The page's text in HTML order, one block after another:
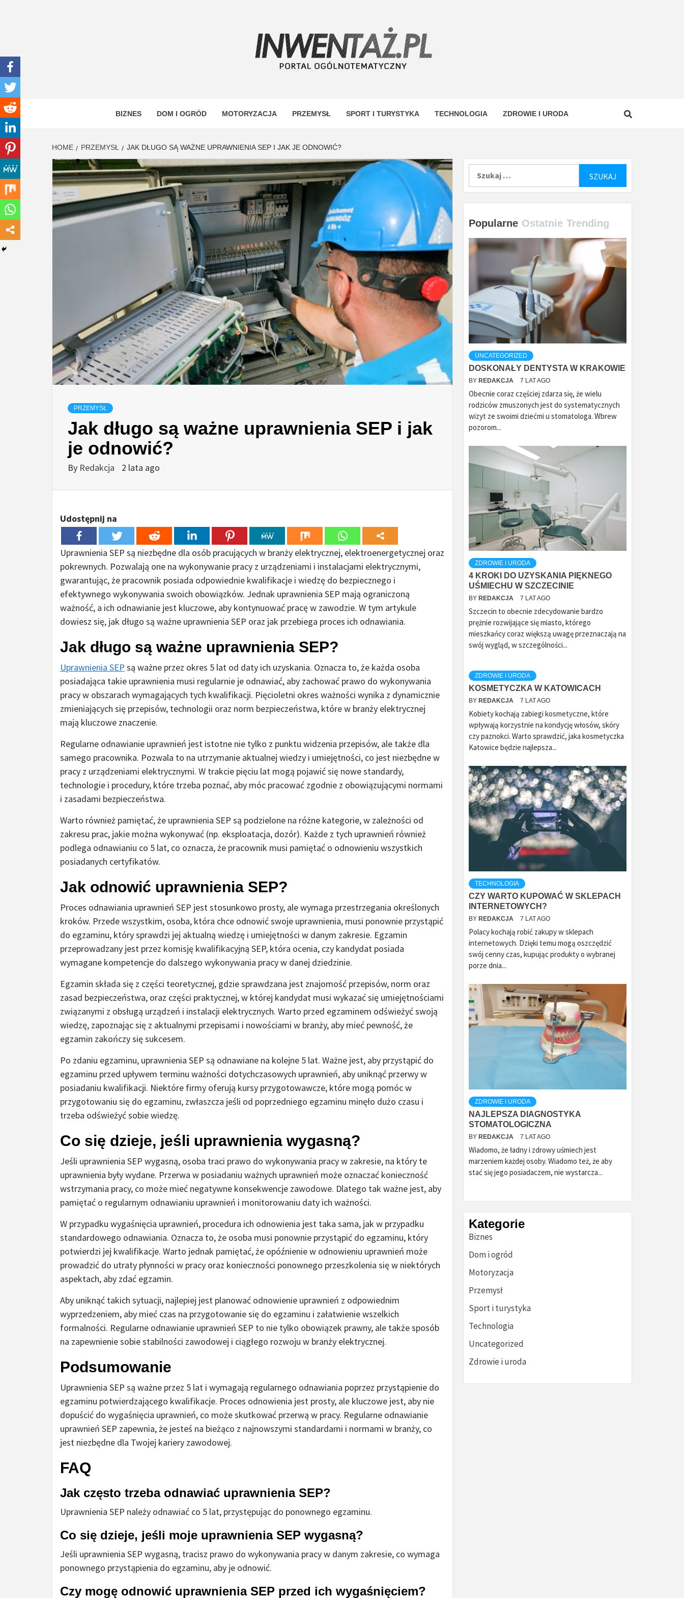
INWENTAŻ
BIZNES DOM I OGRÓD MOTORYZACJA PRZEMYSŁ SPORT I TURYSTYKA TECHNOLOGIA ZDROWIE I URODA
HOME PRZEMYSŁ JAK DŁUGO SĄ WAŻNE UPRAWNIENIA SEP I JAK JE ODNOWIĆ?
PRZEMYSŁ
Jak długo są ważne uprawnienia SEP i jak
je odnowić?
By Redakcja 2 lata ago
Udostępnij na
Uprawnienia SEP są niezbędne dla osób pracujących w branży elektrycznej, elektroenergetycznej oraz
pokrewnych. Pozwalają one na wykonywanie pracy z urządzeniami i instalacjami elektrycznymi,
gwarantując, że pracownik posiada odpowiednie kwalifikacje i wiedzę do bezpiecznego i
efektywnego wykonywania swoich obowiązków. Jednak uprawnienia SEP mają ograniczoną
ważność, a ich odnawianie jest kluczowe, aby kontynuować pracę w zawodzie. W tym artykule
dowiesz się, jak długo są ważne uprawnienia SEP oraz jak przebiega proces ich odnawiania.
Jak długo są ważne uprawnienia SEP?
Uprawnienia SEP są ważne przez okres 5 lat od daty ich uzyskania. Oznacza to, że każda osoba
posiadająca takie uprawnienia musi regularnie je odnawiać, aby zachować prawo do wykonywania
pracy w obszarach wymagających tych kwalifikacji. Pięcioletni okres ważności wynika z dynamicznie
zmieniających się przepisów, technologii oraz norm bezpieczeństwa, które w branży elektrycznej
mają kluczowe znaczenie.
Regularne odnawianie uprawnień jest istotne nie tylko z punktu widzenia przepisów, ale także dla
samego pracownika. Pozwala to na utrzymanie aktualnej wiedzy i umiejętności, co jest niezbędne w
pracy z urządzeniami elektrycznymi. W trakcie pięciu lat mogą pojawić się nowe standardy,
technologie i procedury, które trzeba poznać, aby móc pracować zgodnie z obowiązującymi normami
i zasadami bezpieczeństwa.
Warto również pamiętać, że uprawnienia SEP są podzielone na różne kategorie, w zależności od
zakresu prac, jakie można wykonywać (np. eksploatacja, dozór). Każde z tych uprawnień również
podlega odnawianiu co 5 lat, co oznacza, że pracownik musi pamiętać o odnowieniu wszystkich
posiadanych certyfikatów.
Jak odnowić uprawnienia SEP?
Proces odnawiania uprawnień SEP jest stosunkowo prosty, ale wymaga przestrzegania określonych
kroków. Przede wszystkim, osoba, która chce odnowić swoje uprawnienia, musi ponownie przystąpić
do egzaminu, który sprawdzi jej aktualną wiedzę i umiejętności w danym zakresie. Egzamin
przeprowadzany jest przez komisję kwalifikacyjną SEP, która ocenia, czy kandydat posiada
wymagane kompetencje do dalszego wykonywania pracy w danej dziedzinie.
Egzamin składa się z części teoretycznej, gdzie sprawdzana jest znajomość przepisów, norm oraz
zasad bezpieczeństwa, oraz części praktycznej, w której kandydat musi wykazać się umiejętnościami
związanymi z obsługą urządzeń i instalacji elektrycznych. Warto przed egzaminem odświeżyć swoją
wiedzę, zapoznając się z aktualnymi przepisami i nowościami w branży, aby mieć pewność, że
egzamin zakończy się sukcesem.
Po zdaniu egzaminu, uprawnienia SEP są odnawiane na kolejne 5 lat. Ważne jest, aby przystąpić do
egzaminu przed upływem terminu ważności dotychczasowych uprawnień, aby uniknąć przerwy w
posiadaniu kwalifikacji. Niektóre firmy oferują kursy przygotowawcze, które mogą pomóc w
przygotowaniu się do egzaminu, zwłaszcza jeśli od poprzedniego egzaminu minęło dużo czasu i
trzeba odświeżyć sobie wiedzę.
Co się dzieje, jeśli uprawnienia wygasną?
Jeśli uprawnienia SEP wygasną, osoba traci prawo do wykonywania pracy w zakresie, na który te
uprawnienia były wydane. Przerwa w posiadaniu ważnych uprawnień może oznaczać konieczność
wstrzymania pracy, co może mieć negatywne konsekwencje zawodowe. Dlatego tak ważne jest, aby
pamiętać o regularnym odnawianiu uprawnień i monitorowaniu daty ich ważności.
W przypadku wygaśnięcia uprawnień, procedura ich odnowienia jest taka sama, jak w przypadku
standardowego odnawiania. Oznacza to, że osoba musi ponownie przystąpić do egzaminu, który
potwierdzi jej kwalifikacje. Warto jednak pamiętać, że opóźnienie w odnowieniu uprawnień może
prowadzić do utraty płynności w pracy oraz konieczności ponownego przeszkolenia się w niektórych
aspektach, aby zdać egzamin.
Aby uniknąć takich sytuacji, najlepiej jest planować odnowienie uprawnień z odpowiednim
wyprzedzeniem, aby mieć czas na przygotowanie się do egzaminu i załatwienie wszelkich
formalności. Regularne odnawianie uprawnień SEP to nie tylko obowiązek prawny, ale także sposób
na zapewnienie sobie stabilności zawodowej i ciągłego rozwoju w branży elektrycznej.
Podsumowanie
Uprawnienia SEP są ważne przez 5 lat i wymagają regularnego odnawiania poprzez przystąpienie do
egzaminu potwierdzającego kwalifikacje. Proces odnowienia jest prosty, ale kluczowe jest, aby nie
dopuścić do wygaśnięcia uprawnień, co może skutkować przerwą w pracy. Regularne odnawianie
uprawnień SEP zapewnia, że jesteś na bieżąco z najnowszymi standardami i normami w branży, co
jest niezbędne dla Twojej kariery zawodowej.
FAQ
Jak często trzeba odnawiać uprawnienia SEP?
Uprawnienia SEP należy odnawiać co 5 lat, przystępując do ponownego egzaminu.
Co się dzieje, jeśli moje uprawnienia SEP wygasną?
Jeśli uprawnienia SEP wygasną, tracisz prawo do wykonywania pracy w danym zakresie, co wymaga
ponownego przystąpienia do egzaminu, aby je odnowić.
Czy mogę odnowić uprawnienia SEP przed ich wygaśnięciem?
Popularne Ostatnie Trending
UNCATEGORIZED
DOSKONAŁY DENTYSTA W KRAKOWIE
BY REDAKCJA 7 LAT AGO
Obecnie coraz częściej zdarza się, że wielu
rodziców zmuszonych jest do systematycznych
wizyt ze swoimi dziećmi u stomatologa. Wbrew
pozorom...
ZDROWIE I URODA
4 KROKI DO UZYSKANIA PIĘKNEGO
UŚMIECHU W SZCZECINIE
BY REDAKCJA 7 LAT AGO
Szczecin to obecnie zdecydowanie bardzo
prężnie rozwijające się miasto, którego
mieszkańcy coraz większą uwagę przeznaczają na
swój wygląd, w szczególności...
ZDROWIE I URODA
KOSMETYCZKA W KATOWICACH
BY REDAKCJA 7 LAT AGO
Kobiety kochają zabiegi kosmetyczne, które
wpływają korzystnie na kondycję włosów, skóry
czy paznokci. Warto sprawdzić, jaka kosmetyczka
Katowice będzie najlepsza...
TECHNOLOGIA
CZY WARTO KUPOWAĆ W SKLEPACH
INTERNETOWYCH?
BY REDAKCJA 7 LAT AGO
Polacy kochają robić zakupy w sklepach
internetowych. Dzięki temu mogą oszczędzić
swój cenny czas, kupując produkty o wybranej
porze dnia...
ZDROWIE I URODA
NAJLEPSZA DIAGNOSTYKA
STOMATOLOGICZNA
BY REDAKCJA 7 LAT AGO
Wiadomo, że ładny i zdrowy uśmiech jest
marzeniem każdej osoby. Wiadomo też, że aby
stać się jego posiadaczem, nie wystarcza...
Kategorie
Biznes
Dom i ogród
Motoryzacja
Przemysł
Sport i turystyka
Technologia
Uncategorized
Zdrowie i uroda